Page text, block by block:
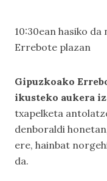
10:30ean hasiko
Errebote plazan
Gipuzkoako
ikusteko aukera
txapelketa
denboraldi
ere, hainbat
da.